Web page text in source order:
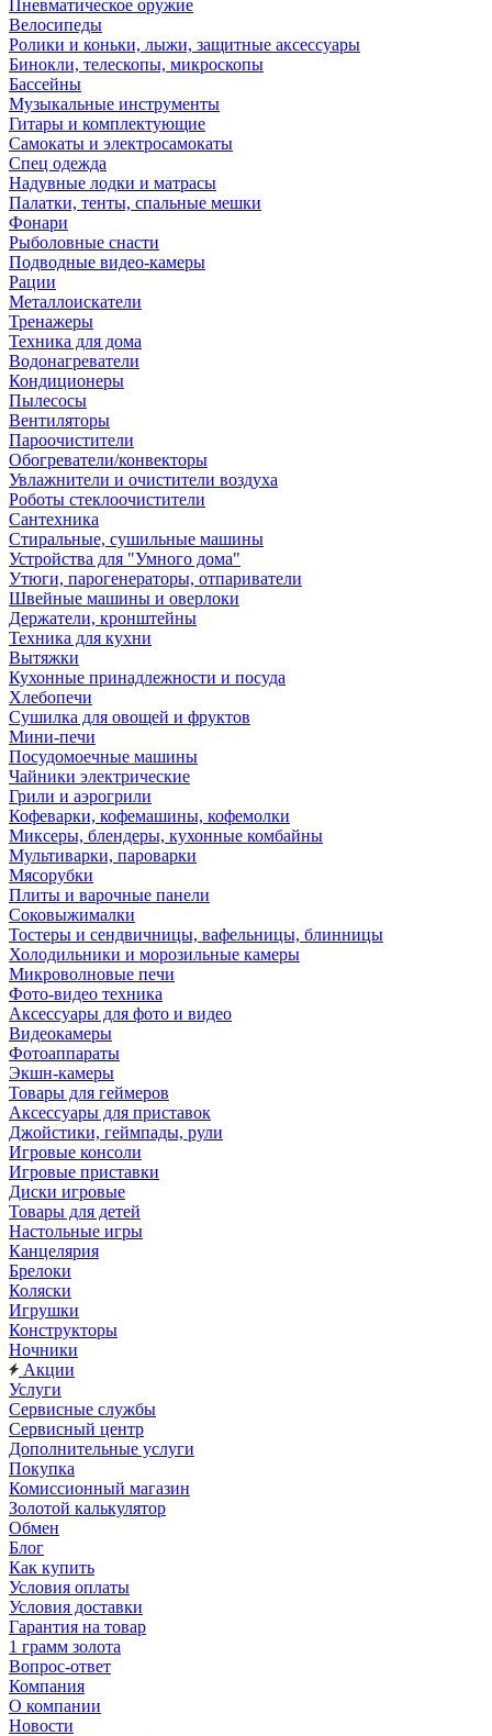
Пневматическое оружие
Велосипеды
Ролики и коньки, лыжи, защитные аксессуары
Бинокли, телескопы, микроскопы
Бассейны
Музыкальные инструменты
Гитары и комплектующие
Самокаты и электросамокаты
Спец одежда
Надувные лодки и матрасы
Палатки, тенты, спальные мешки
Фонари
Рыболовные снасти
Подводные видео-камеры
Рации
Металлоискатели
Тренажеры
Техника для дома
Водонагреватели
Кондиционеры
Пылесосы
Вентиляторы
Пароочистители
Обогреватели/конвекторы
Увлажнители и очистители воздуха
Роботы стеклоочистители
Сантехника
Стиральные, сушильные машины
Устройства для "Умного дома"
Утюги, парогенераторы, отпариватели
Швейные машины и оверлоки
Держатели, кронштейны
Техника для кухни
Вытяжки
Кухонные принадлежности и посуда
Хлебопечи
Сушилка для овощей и фруктов
Мини-печи
Посудомоечные машины
Чайники электрические
Грили и аэрогрили
Кофеварки, кофемашины, кофемолки
Миксеры, блендеры, кухонные комбайны
Мультиварки, пароварки
Мясорубки
Плиты и варочные панели
Соковыжималки
Тостеры и сендвичницы, вафельницы, блинницы
Холодильники и морозильные камеры
Микроволновые печи
Фото-видео техника
Аксессуары для фото и видео
Видеокамеры
Фотоаппараты
Экшн-камеры
Товары для геймеров
Аксессуары для приставок
Джойстики, геймпады, рули
Игровые консоли
Игровые приставки
Диски игровые
Товары для детей
Настольные игры
Канцелярия
Брелоки
Коляски
Игрушки
Конструкторы
Ночники
Акции
Услуги
Сервисные службы
Сервисный центр
Дополнительные услуги
Покупка
Комиссионный магазин
Золотой калькулятор
Обмен
Блог
Как купить
Условия оплаты
Условия доставки
Гарантия на товар
1 грамм золота
Вопрос-ответ
Компания
О компании
Новости